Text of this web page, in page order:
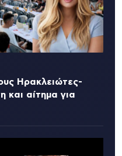
Ηρακλειώτες-
και αίτημα για